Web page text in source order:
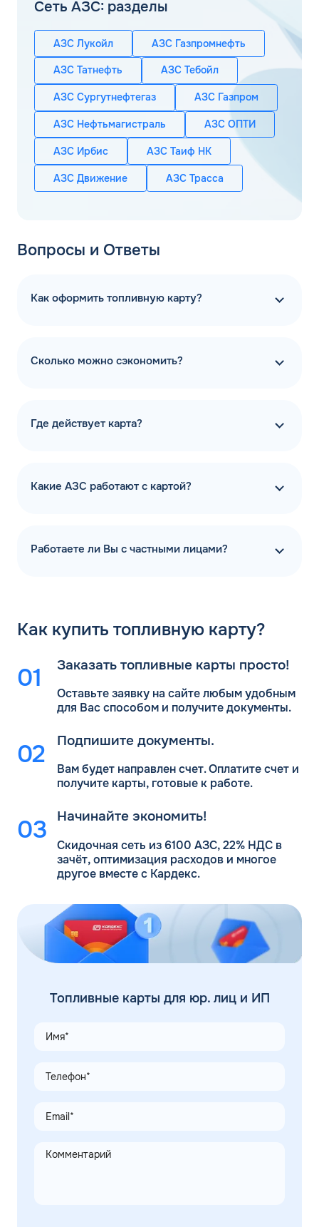
Сеть АЗС: разделы
АЗС Лукойл АЗС Газпромнефть
АЗС Татнефть АЗС Тебойл
АЗС Сургутнефтегаз АЗС Газпром
АЗС Нефтьмагистраль АЗС ОПТИ
АЗС Ирбис АЗС Таиф НК
АЗС Движение АЗС Трасса
Вопросы и Ответы
Как оформить топливную карту?
Сколько можно сэкономить?
Где действует карта?
Какие АЗС работают с картой?
Работаете ли Вы с частными лицами?
Как купить топливную карту?
Заказать топливные карты просто!
Оставьте заявку на сайте любым удобным
для Васспособом и получите документы.
Подпишите документы.
Вам будет направлен счет. Оплатите счет и
получите карты, готовые к работе.
Начинайте экономить!
Скидочная сеть из 6100 АЗС, 22% НДС в
зачёт, оптимизация расходов и многое
другое вместе с Кардекс.
Топливные карты для юр. лиц и ИП